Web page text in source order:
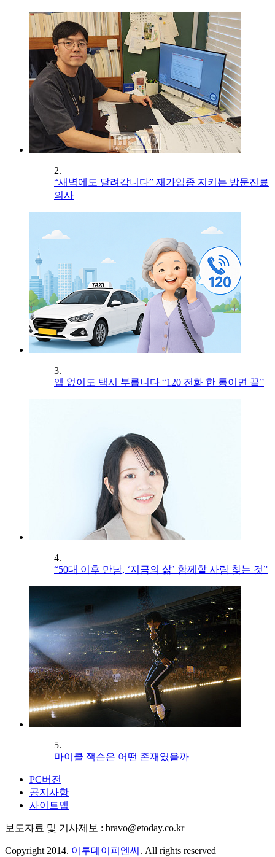
2.
“새벽에도 달려갑니다” 재가임종 지키는 방문진료
의사
3.
앱 없이도 택시 부릅니다 “120 전화 한 통이면 끝”
4.
“50대 이후 만남, ‘지금의 삶’ 함께할 사람 찾는 것”
5.
마이클 잭슨은 어떤 존재였을까
PC버전
공지사항
사이트맵
보도자료 및 기사제보 : bravo@etoday.co.kr
Copyright 2014. 이투데이피엔씨 . All rights reserved